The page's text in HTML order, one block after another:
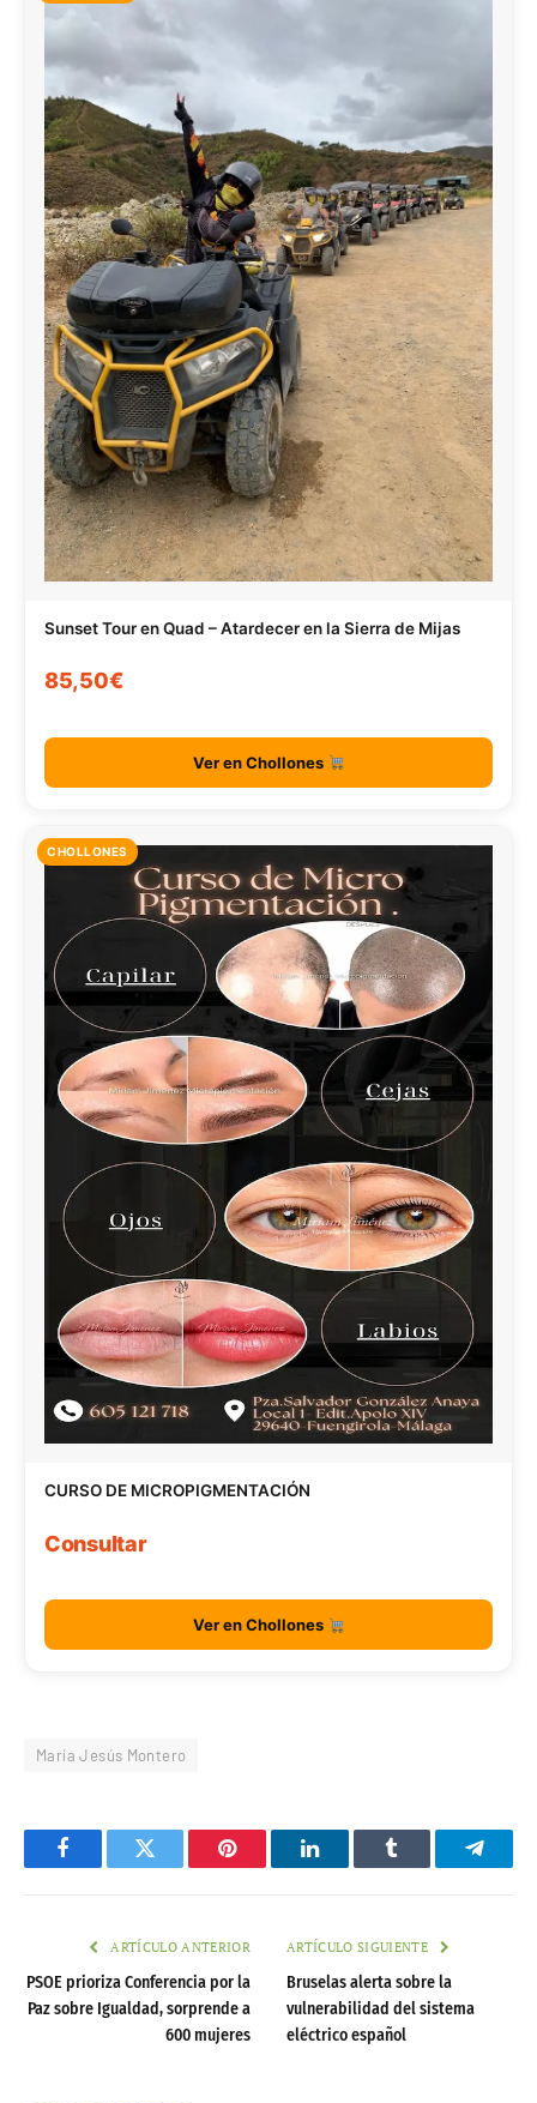
Sunset Tour en Quad – Atardecer en la Sierra de Mijas
85,50€
Ver en Chollones
CHOLLONES
CURSO DE MICROPIGMENTACIÓN
Consultar
Ver en Chollones
María Jesús Montero
FacebookTwitter Pinterest LinkedInTumblr
ARTÍCULO ANTERIOR
PSOE prioriza Conferencia por la
Paz sobre Igualdad, sorprende a
600 mujeres
ARTÍCULO SIGUIENTE
Bruselas alerta sobre la
vulnerabilidad del sistema
eléctrico español